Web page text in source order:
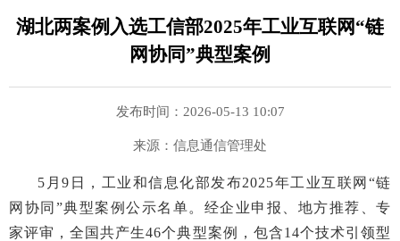
湖北两案例入选工信部2025年工业互联网“链
网协同”典型案例
发布时间：2026-05-13 10:07
来源：信息通信管理处
5月9日，工业和信息化部发布2025年工业互联网“链
网协同”典型案例公示名单。经企业申报、地方推荐、专
家评审，全国共产生46个典型案例，包含14个技术引领型